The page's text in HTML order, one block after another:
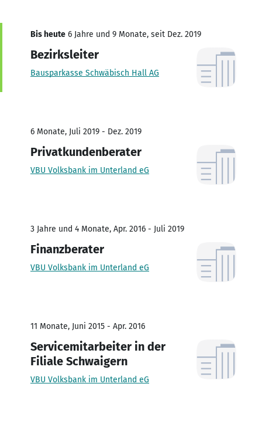
Bis heute 6 Jahre und 9 Monate, seit Dez. 2019
Bezirksleiter
Bausparkasse Schwäbisch Hall AG
6 Monate, Juli 2019 - Dez. 2019
Privatkundenberater
VBU Volksbank im Unterland eG
3 Jahre und 4 Monate, Apr. 2016 - Juli 2019
Finanzberater
VBU Volksbank im Unterland eG
11 Monate, Juni 2015 - Apr. 2016
Servicemitarbeiter in der
Filiale Schwaigern
VBU Volksbank im Unterland eG